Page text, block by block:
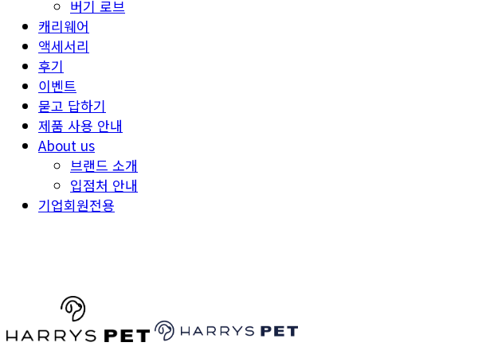
버기 로브
캐리웨어
액세서리
후기
이벤트
묻고 답하기
제품 사용 안내
About us
브랜드 소개
입점처 안내
기업회원전용